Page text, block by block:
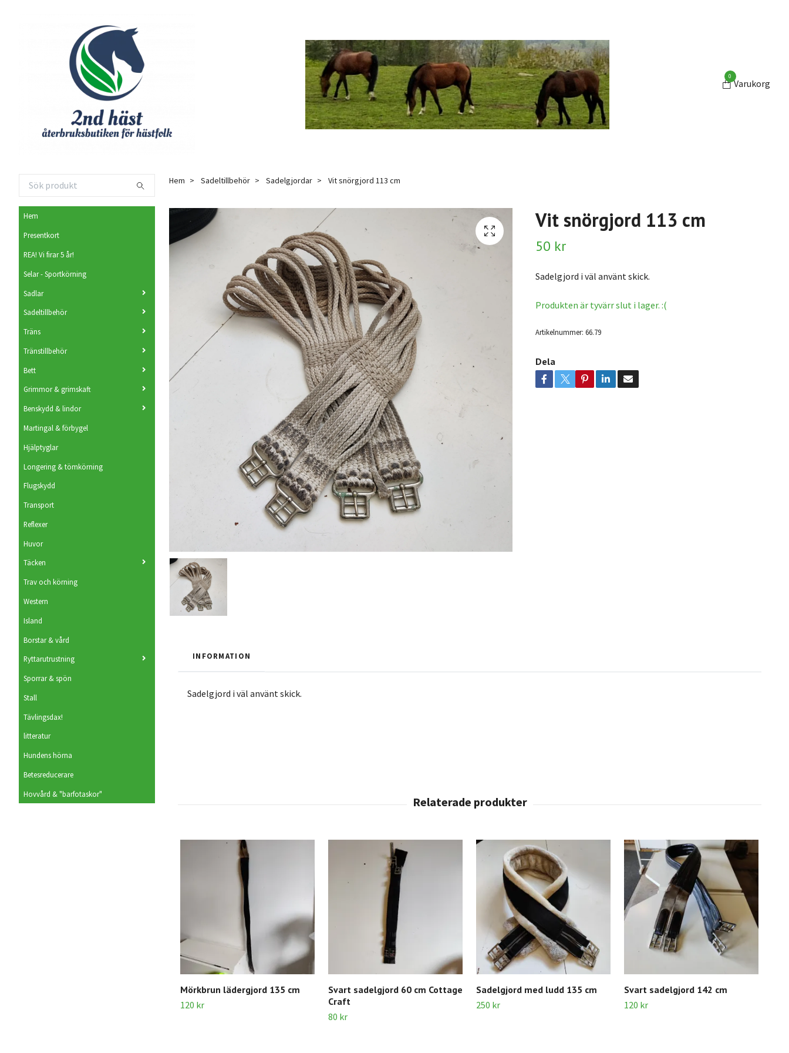
0
Varukorg
Hem
Presentkort
REA! Vi firar 5 år!
Selar - Sportkörning
Sadlar
Sadeltillbehör
Träns
Tränstillbehör
Bett
Grimmor & grimskaft
Benskydd & lindor
Martingal & förbygel
Hjälptyglar
Longering & tömkörning
Flugskydd
Transport
Reflexer
Huvor
Täcken
Trav och körning
Western
Island
Borstar & vård
Ryttarutrustning
Sporrar & spön
Stall
Tävlingsdax!
litteratur
Hundens hörna
Betesreducerare
Hovvård & "barfotaskor"
Hem Sadeltillbehör Sadelgjordar Vit snörgjord 113 cm
Vit snörgjord 113 cm
50 kr
Sadelgjord i väl använt skick.
Produkten är tyvärr slut i lager. :(
Artikelnummer: 66.79
Dela
INFORMATION
Sadelgjord i väl använt skick.
Mörkbrun lädergjord 135 cm
120 kr
Svart sadelgjord 60 cm Cottage
Craft
80 kr
Sadelgjord med ludd 135 cm
250 kr
Svart sadelgjord 142 cm
120 kr